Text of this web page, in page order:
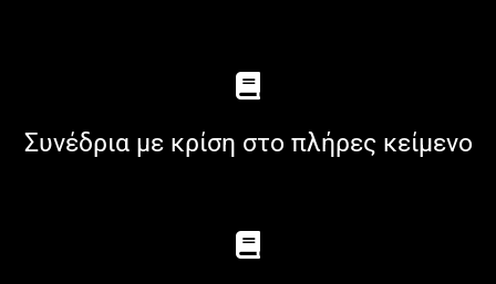
Συνέδρια με κρίση στο πλήρες κείμενο